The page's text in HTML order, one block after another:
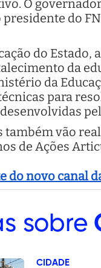
O
do
do
da
da
para
vão
de Ações
do novo canal
sobre
CIDADE